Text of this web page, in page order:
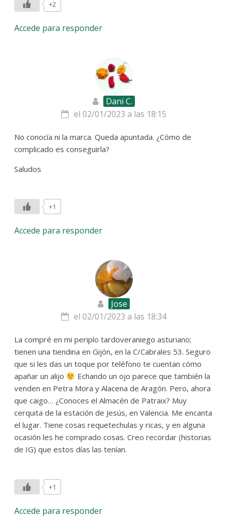
+2
Accede para responder
Dani C.
el 02/01/2023 a las 18:15
No conocía ni la marca. Queda apuntada. ¿Cómo de
complicado es conseguirla?
Saludos
+1
Accede para responder
Jose
el 02/01/2023 a las 18:34
La compré en mi periplo tardoveraniego asturiano;
tienen una tiendina en Gijón, en la C/Cabrales 53. Seguro
que si les das un toque por teléfono te cuentan cómo
apañar un alijo
Echando un ojo parece que también la
venden en Petra Mora y Alacena de Aragón. Pero, ahora
que caigo… ¿Conoces el Almacén de Patraix? Muy
cerquita de la estación de Jesús, en Valencia. Me encanta
el lugar. Tiene cosas requetechulas y ricas, y en alguna
ocasión les he comprado cosas. Creo recordar (historias
de IG) que estos días las tenían.
+1
Accede para responder